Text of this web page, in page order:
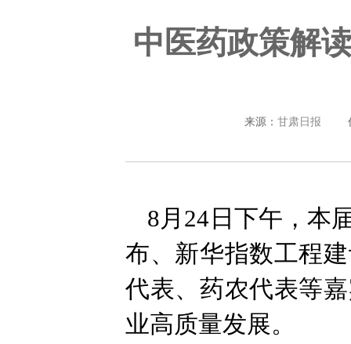
中医药政策解
来源： 甘肃日报
8月24日下午，本
布、新华指数工程
代表、药农代表等
业高质量发展。